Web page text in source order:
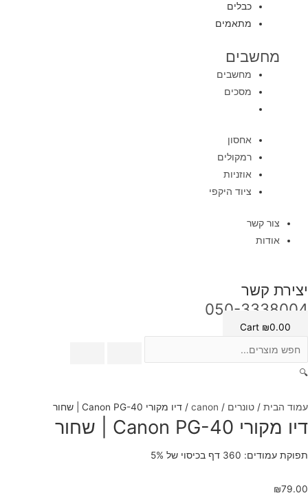
כבלים
מתאמים
מחשבים
מחשבים
מסכים
אחסון
רמקולים
אוזניות
ציוד היקפי
צור קשר
אודות
יצירת קשר
050-3338004
₪0.00
Cart
🔍
עמוד הבית / טונרים /
canon / דיו מקורי Canon PG-40 | שחור
דיו מקורי Canon PG-40 | שחור
תפוקת עמודים: 360 דף בכיסוי של 5%
₪79.00